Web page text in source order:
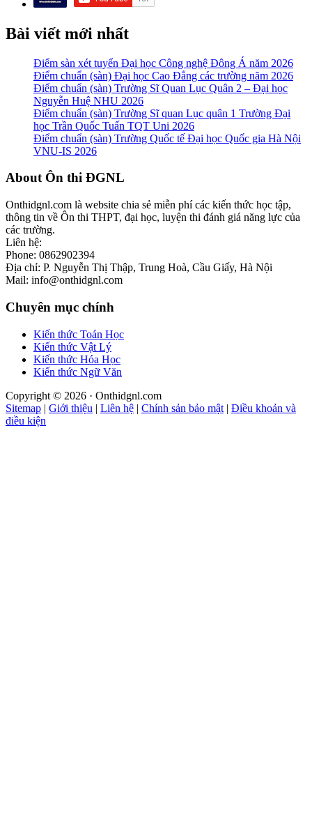
Bài viết mới nhất
Điểm sàn xét tuyển Đại học Công nghệ Đông Á năm 2026
Điểm chuẩn (sàn) Đại học Cao Đẳng các trường năm 2026
Điểm chuẩn (sàn) Trường Sĩ Quan Lục Quân 2 – Đại học
Nguyễn Huệ NHU 2026
Điểm chuẩn (sàn) Trường Sĩ quan Lục quân 1 Trường Đại
học Trần Quốc Tuấn TQT Uni 2026
Điểm chuẩn (sàn) Trường Quốc tế Đại học Quốc gia Hà Nội
VNU-IS 2026
Footer
About Ôn thi ĐGNL
Onthidgnl.com là website chia sẻ miễn phí các kiến thức học tập,
thông tin về Ôn thi THPT, đại học, luyện thi đánh giá năng lực của
các trường.
Liên hệ:
Phone: 0862902394
Địa chỉ: P. Nguyễn Thị Thập, Trung Hoà, Cầu Giấy, Hà Nội
Mail: info@onthidgnl.com
Chuyên mục chính
Kiến thức Toán Học
Kiến thức Vật Lý
Kiến thức Hóa Học
Kiến thức Ngữ Văn
Copyright © 2026 · Onthidgnl.com
Sitemap | Giới thiệu | Liên hệ | Chính sản bảo mật | Điều khoản và
điều kiện